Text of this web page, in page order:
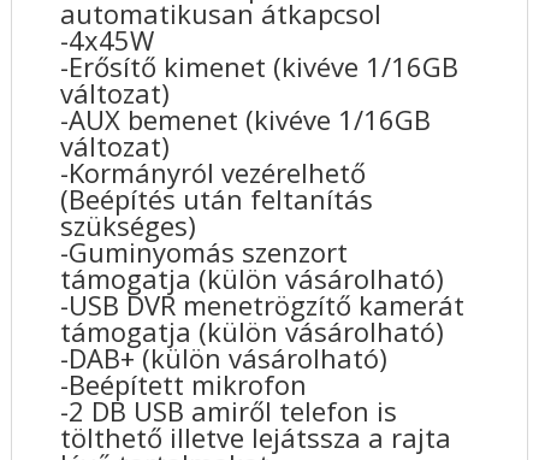
automatikusan átkapcsol
-4x45W
-Erősítő kimenet (kivéve 1/16GB
változat)
-AUX bemenet (kivéve 1/16GB
változat)
-Kormányról vezérelhető
(Beépítés után feltanítás
szükséges)
-Guminyomás szenzort
támogatja (külön vásárolható)
-USB DVR menetrögzítő kamerát
támogatja (külön vásárolható)
-DAB+ (külön vásárolható)
-Beépített mikrofon
-2 DB USB amiről telefon is
tölthető illetve lejátssza a rajta